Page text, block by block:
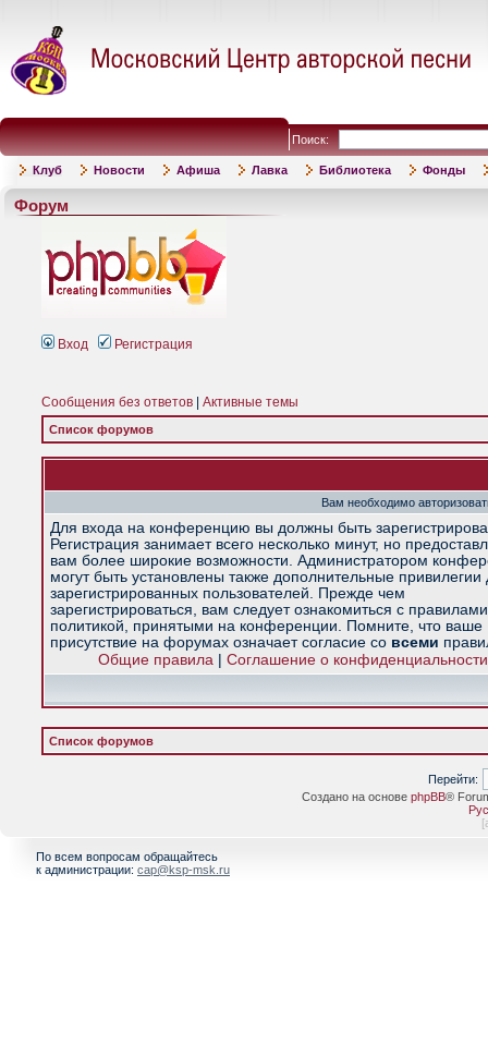
Поиск:
Клуб Новости Афиша Лавка Библиотека Фонды
Форум
Вход Регистрация
Сообщения без ответов Активные темы
Список форумов
Вам необходимо
Для входа на конференцию вы должны быть
Регистрация занимает всего несколько минут, но
вам более широкие возможности. Администратором
могут быть установлены также дополнительные привилегии
зарегистрированных пользователей. Прежде чем
зарегистрироваться, вам следует ознакомиться с
политикой, принятыми на конференции. Помните, что ваше
присутствие на форумах означает согласие со всеми
Общие правила| Соглашение о конфиденциальности
Список форумов
Перейти:
Создано на основе phpBB®
[
По всем вопросам обращайтесь
к администрации: cap@ksp-msk.ru